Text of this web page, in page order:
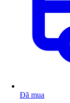
Đã mua